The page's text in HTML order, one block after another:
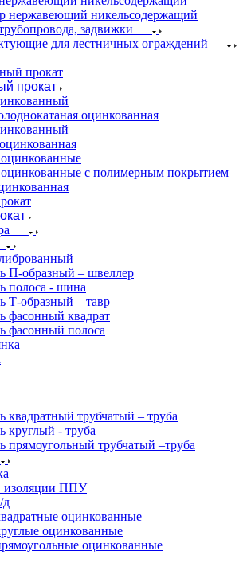
нержавеющий никельсодержащий
задвижки
для лестничных ограждений
прокат
оцинкованная
с полимерным покрытием
П-образный – швеллер
полоса - шина
Т-образный – тавр
фасонный квадрат
фасонный полоса
квадратный трубчатый – труба
круглый - труба
прямоугольный трубчатый –труба
изоляции ППУ
д
оцинкованные
оцинкованные
оцинкованные